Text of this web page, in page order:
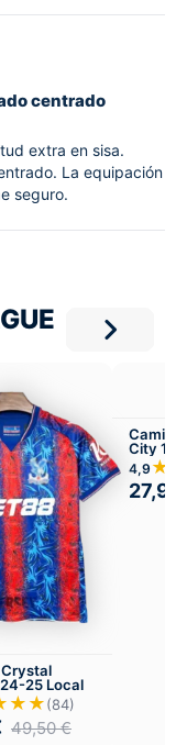
centrado
extra en sisa.
La equipación
seguro.
25 Local
(84)
49,50€
City
4,9
27,99